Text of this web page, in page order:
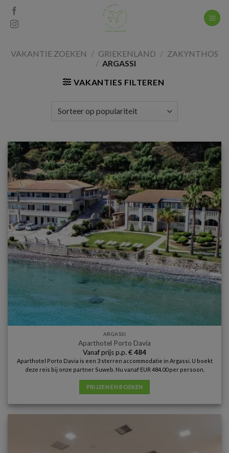
Skip
content
VAKANTIE ZOEKEN / GRIEKENLAND / ZAKYNTHOS
/ ARGASSI
VAKANTIES FILTEREN
ARGASSI
Aparthotel Porto Davia
Vanaf prijs p.p. €484
Aparthotel Porto Davia is een 3 sterren accommodatie in Argassi. U boekt
deze reis bij onze partner Suweb. Nu vanaf EUR 484.00 per persoon.
PRIJZEN EN BOEKEN